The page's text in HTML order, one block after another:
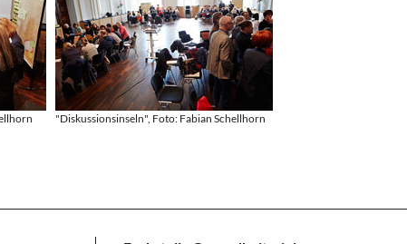
"Diskussionsinseln", Foto: Fabian Schellhorn